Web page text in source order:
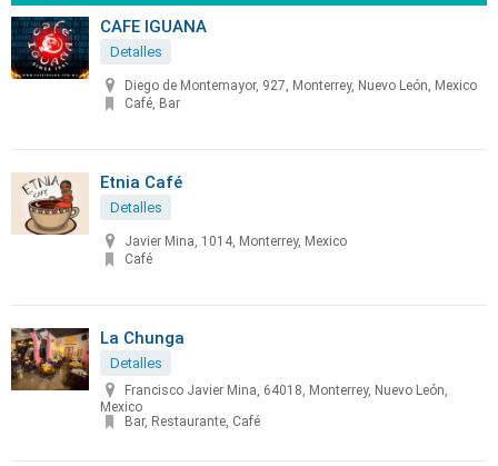
CAFE IGUANA
Detalles
Diego de Montemayor, 927, Monterrey, Nuevo León, Mexico
Café, Bar
Etnia Café
Detalles
Javier Mina, 1014, Monterrey, Mexico
Café
La Chunga
Detalles
Francisco Javier Mina, 64018, Monterrey, Nuevo León,
Mexico
Bar, Restaurante, Café